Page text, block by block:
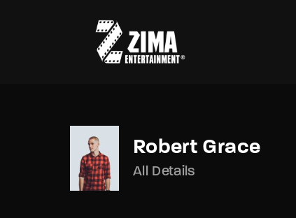
Robert Grace
All Details